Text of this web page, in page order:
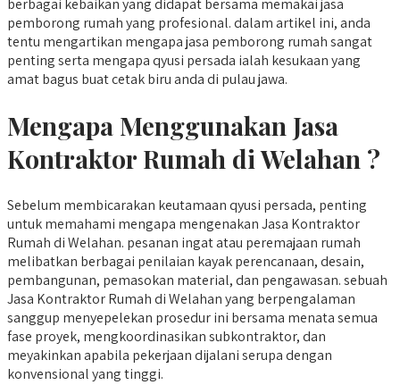
berbagai kebaikan yang didapat bersama memakai jasa
pemborong rumah yang profesional. dalam artikel ini, anda
tentu mengartikan mengapa jasa pemborong rumah sangat
penting serta mengapa qyusi persada ialah kesukaan yang
amat bagus buat cetak biru anda di pulau jawa.
Mengapa Menggunakan Jasa
Kontraktor Rumah di Welahan ?
Sebelum membicarakan keutamaan qyusi persada, penting
untuk memahami mengapa mengenakan Jasa Kontraktor
Rumah di Welahan. pesanan ingat atau peremajaan rumah
melibatkan berbagai penilaian kayak perencanaan, desain,
pembangunan, pemasokan material, dan pengawasan. sebuah
Jasa Kontraktor Rumah di Welahan yang berpengalaman
sanggup menyepelekan prosedur ini bersama menata semua
fase proyek, mengkoordinasikan subkontraktor, dan
meyakinkan apabila pekerjaan dijalani serupa dengan
konvensional yang tinggi.